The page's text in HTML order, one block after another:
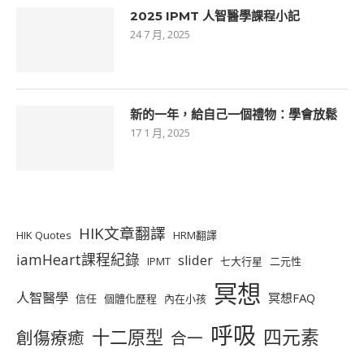
2025 IPMT 人智醫學課程小記
24 7 月, 2025
新的一年，給自己一個禮物：學會放鬆
17 1 月, 2025
HIK Quotes HIK文章翻譯 HRM翻譯
iamHeart課程紀錄 IPMT slider 七大行星 二元性
人智醫學 信任 個體化歷程 內在小孩 冥想 冥想FAQ
創傷療癒 十二原型 合一 呼吸 四元素